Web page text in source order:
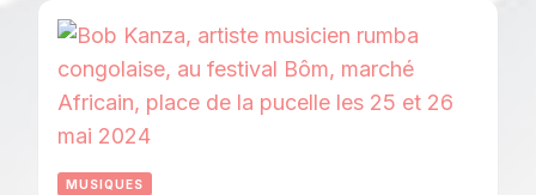
MUSIQUES